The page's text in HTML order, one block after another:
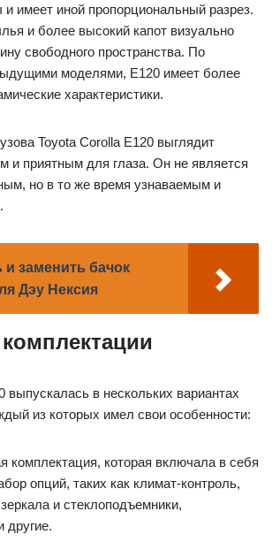
имеет иной пропорциональный разрез.
и более высокий капот визуально
свободного пространства. По
моделями, E120 имеет более
характеристики.
Toyota Corolla E120 выглядит
и приятным для глаза. Он не является
но в то же время узнаваемым и
и заменить бачок
Дэу Нексия
выпускалась в нескольких вариантах
из которых имел свои особенности:
комплектация, которая включала в себя
опций, таких как климат-контроль,
и стеклоподъемники,
другие.